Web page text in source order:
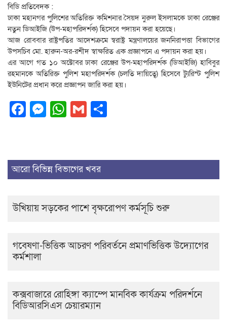
বিডি প্রতিবেদক :
ঢাকা মহানগর পুলিশের অতিরিক্ত কমিশনার সৈয়দ নুরুল ইসলামকে ঢাকা রেঞ্জের
নতুন ডিআইজি (উপ-মহাপরিদর্শক) হিসেবে পদায়ন করা হয়েছে।
আজ রোববার রাষ্ট্রপতির আদেশক্রমে স্বরাষ্ট্র মন্ত্রণালয়ের জননিরাপত্তা বিভাগের
উপসচিব মো. হারুন-অর-রশীদ স্বাক্ষরিত এক প্রজ্ঞাপনে এ পদায়ন করা হয়।
এর আগে গত ১০ অক্টোবর ঢাকা রেঞ্জের উপ-মহাপরিদর্শক (ডিআইজি) হাবিবুর
রহমানকে অতিরিক্ত পুলিশ মহাপরিদর্শক (চলতি দায়িত্বে) হিসেবে ট্যুরিস্ট পুলিশ
ইউনিটের প্রধান করে প্রজ্ঞাপন জারি করা হয়।
Facebook
Messenger
WhatsApp
Gmail
আরো বিভিন্ন বিভাগের খবর
উখিয়ায় সড়কের পাশে বৃক্ষরোপণ কর্মসূচি শুরু
গবেষণা-ভিত্তিক আচরণ পরিবর্তনে প্রমাণভিত্তিক উদ্যোগের
কর্মশালা
কক্সবাজারে রোহিঙ্গা ক্যাম্পে মানবিক কার্যক্রম পরিদর্শনে
বিডিআরসিএস চেয়ারম্যান